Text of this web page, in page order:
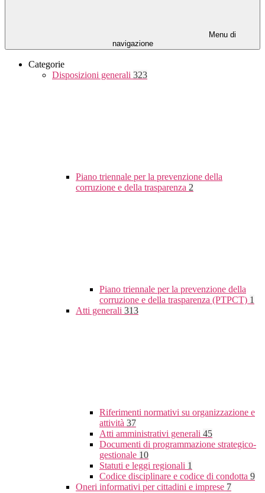
Menu di
navigazione
Categorie
Disposizioni generali 323
Piano triennale per la prevenzione della
corruzione e della trasparenza 2
Piano triennale per la prevenzione della
corruzione e della trasparenza (PTPCT) 1
Atti generali 313
Riferimenti normativi su organizzazione e
attività 37
Atti amministrativi generali 45
Documenti di programmazione strategico-
gestionale 10
Statuti e leggi regionali 1
Codice disciplinare e codice di condotta 9
Oneri informativi per cittadini e imprese 7